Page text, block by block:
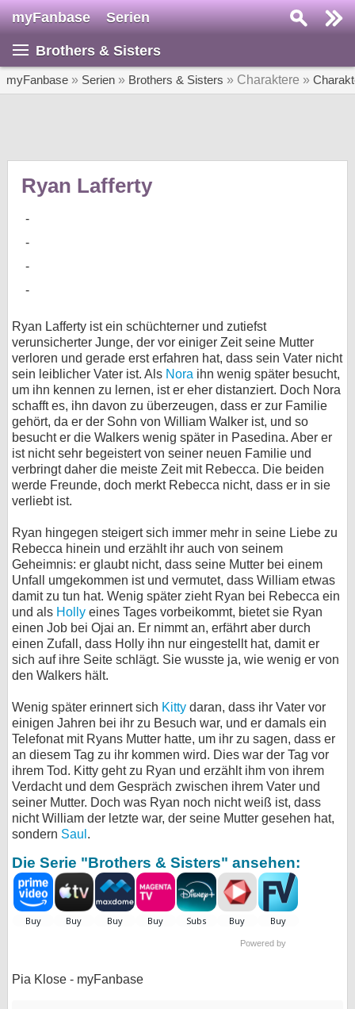
myFanbase Serien
Brothers & Sisters
myFanbase » Serien » Brothers & Sisters » Charaktere »
Ryan Lafferty
Ryan Lafferty ist ein schüchterner und zutiefst
verunsicherter Junge, der vor einiger Zeit seine Mutter
verloren und gerade erst erfahren hat, dass sein Vater nicht
sein leiblicher Vater ist. Als Nora ihn wenig später besucht,
um ihn kennen zu lernen, ist er eher distanziert. Doch Nora
schafft es, ihn davon zu überzeugen, dass er zur Familie
gehört, da er der Sohn von William Walker ist, und so
besucht er die Walkers wenig später in Pasedina. Aber er
ist nicht sehr begeistert von seiner neuen Familie und
verbringt daher die meiste Zeit mit Rebecca. Die beiden
werde Freunde, doch merkt Rebecca nicht, dass er in sie
verliebt ist.
Ryan hingegen steigert sich immer mehr in seine Liebe zu
Rebecca hinein und erzählt ihr auch von seinem
Geheimnis: er glaubt nicht, dass seine Mutter bei einem
Unfall umgekommen ist und vermutet, dass William etwas
damit zu tun hat. Wenig später zieht Ryan bei Rebecca ein
und als Holly eines Tages vorbeikommt, bietet sie Ryan
einen Job bei Ojai an. Er nimmt an, erfährt aber durch
einen Zufall, dass Holly ihn nur eingestellt hat, damit er
sich auf ihre Seite schlägt. Sie wusste ja, wie wenig er von
den Walkers hält.
Wenig später erinnert sich Kitty daran, dass ihr Vater vor
einigen Jahren bei ihr zu Besuch war, und er damals ein
Telefonat mit Ryans Mutter hatte, um ihr zu sagen, dass er
an diesem Tag zu ihr kommen wird. Dies war der Tag vor
ihrem Tod. Kitty geht zu Ryan und erzählt ihm von ihrem
Verdacht und dem Gespräch zwischen ihrem Vater und
seiner Mutter. Doch was Ryan noch nicht weiß ist, dass
nicht William der letzte war, der seine Mutter gesehen hat,
sondern Saul .
Die Serie "Brothers & Sisters" ansehen:
Powered by
Pia Klose - myFanbase
Serie suchen...
Home
SERIEN
Forum
bei X
bei Facebook
Kontakt
Datenschutz
Cookie-Einstellungen
Impressum
Desktop-Ansicht
myFanbase